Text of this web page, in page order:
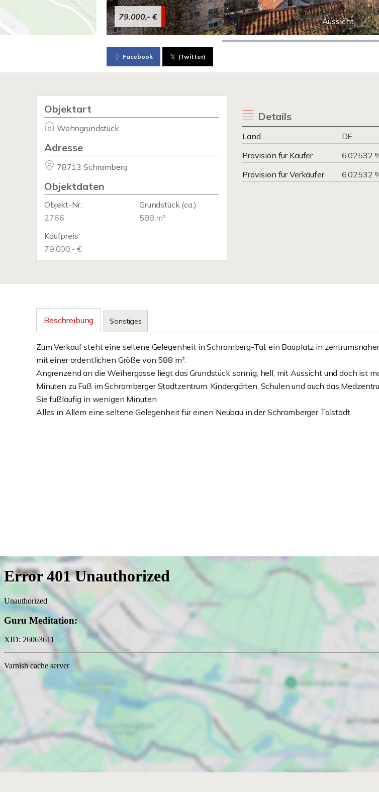
Aussicht
79.000,- €
Facebook (Twitter)
Objektart
Wohngrundstück
Adresse
78713 Schramberg
Objektdaten
Objekt-Nr.
2766
Grundstück(ca.)
588 m²
Kaufpreis
79.000,- €
Details
Land
DE
Provision für Käufer
6.02532
Provision für Verkäufer
6.02532
Beschreibung Sonstiges
Zum Verkauf steht eine seltene Gelegenheit in Schramberg-Tal, ein Bauplatz in
mit einer ordentlichen Größe von 588 m².
Angrenzend an die Weihergasse liegt das Grundstück sonnig, hell, mit Aussicht und doch ist
Minuten zu Fuß im Schramberger Stadtzentrum. Kindergärten, Schulen und auch das
Sie fußläufig in wenigen Minuten.
Alles in Allem eine seltene Gelegenheit für einen Neubau in der Schramberger Talstadt.